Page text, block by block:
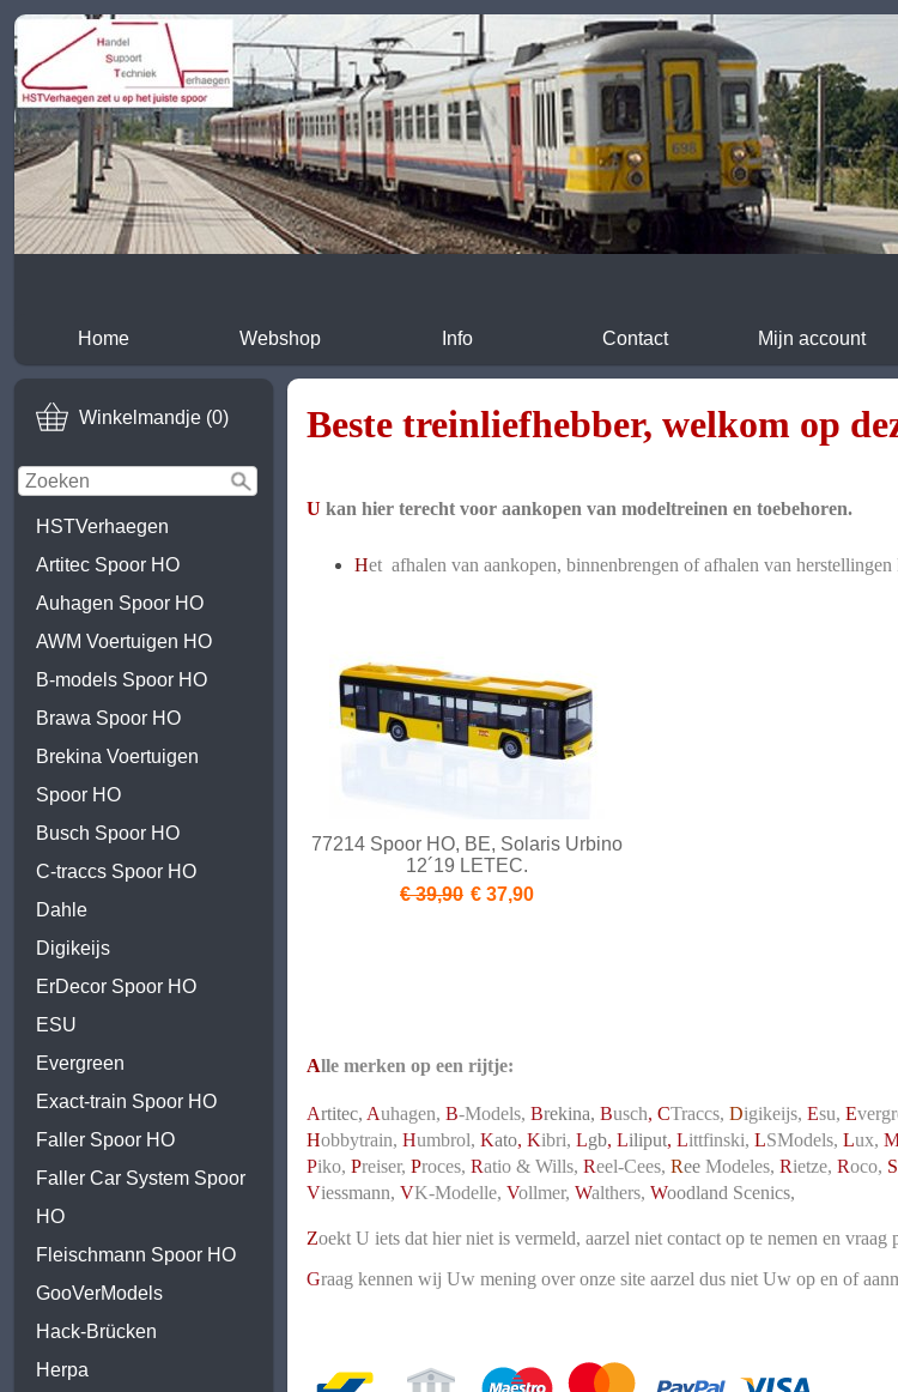
Home Webshop Info Contact Mijn account
Winkelmandje (0)
HSTVerhaegen
Artitec Spoor HO
Auhagen Spoor HO
AWM Voertuigen HO
B-models Spoor HO
Brawa Spoor HO
Brekina Voertuigen
Spoor HO
Busch Spoor HO
C-traccs Spoor HO
Dahle
Digikeijs
ErDecor Spoor HO
ESU
Evergreen
Exact-train Spoor HO
Faller Spoor HO
Faller Car System Spoor
HO
Fleischmann Spoor HO
GooVerModels
Hack-Brücken
Herpa
Beste treinliefhebber, welkom op
U kan hier terecht voor aankopen van modeltreinen en toebehoren.
Het afhalen van aankopen, binnenbrengen of afhalen van
77214 Spoor HO, BE, Solaris Urbino
12´19 LETEC.
€ 39,90 € 37,90
Alle merken op een rijtje:
Artitec, Auhagen, B-Models, Brekina, Busch, CTraccs, Digikeijs, Esu, E
Hobbytrain, Humbrol, Kato, Kibri, Lgb, Liliput, Littfinski, LSModels, Lux,
Piko, Preiser, Proces, Ratio & Wills, Reel-Cees, Ree Modeles, Rietze, Roco, S
Viessmann, VK-Modelle, Vollmer, Walthers, Woodland Scenics,
Zoekt U iets dat hier niet is vermeld, aarzel niet contact op te nemen en
Graag kennen wij Uw mening over onze site aarzel dus niet Uw op en of